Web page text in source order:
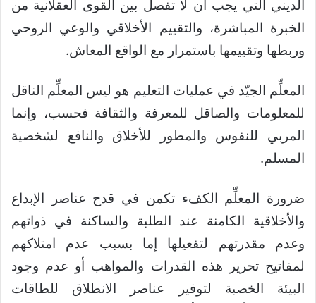
الديني التي يجب أن لا تفصل بين القوى العقلانية من
الخبرة المباشرة، والتقييم الأخلاقي والوعي الروحي
وربطها وتقييمها باستمرار مع الواقع المعاش.
المعلِّم الجيّد في عمليات التعليم هو ليس المعلِّم الناقل
للمعلومات والصاقل للمعرفة والثقافة فحسب، وإنما
المربي للنفوس والمطور للأخلاق والنافع لشخصية
المسلم.
ضرورة المعلِّم الكفء تكمن في قدح عناصر الإبداع
والأخلاقية الكامنة عند الطلبة والساكنة في ذواتهم
وعدم مقدرتهم لتفعيلها إما بسبب عدم امتلاكهم
لمفاتيح تحرير هذه القدرات والمواهب أو عدم وجود
البيئة الخصبة لتوفير عناصر الانطلاق للطاقات